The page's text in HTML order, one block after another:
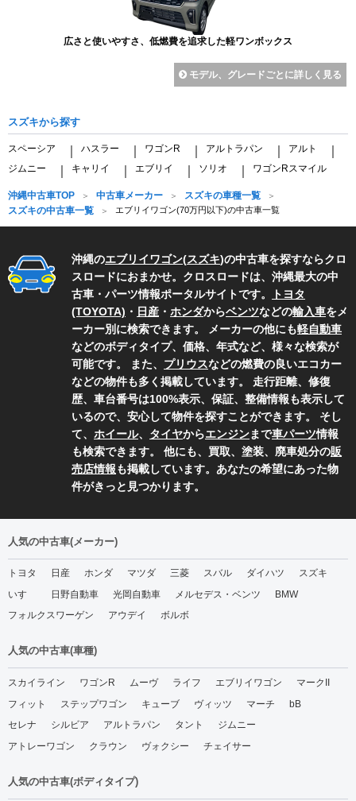
広さと使いやすさ、低燃費を追求した軽ワンボックス
モデル、グレードごとに詳しく見る
スズキから探す
スペーシア ハスラー ワゴンR アルトラパン アルト
ジムニー キャリイ エブリイ ソリオ ワゴンRスマイル
沖縄中古車TOP 中古車メーカー
スズキの車種一覧
スズキの中古車一覧
エブリイワゴン(70万円以下)の中古車一覧
沖縄のエブリイワゴン(スズキ)の中古車を探すならクロ
スロードにおまかせ。クロスロードは、沖縄最大の中
古車・パーツ情報ポータルサイトです。
トヨタ
(TOYOTA) ・ 日産 ・ ホンダからベンツなどの輸入車をメ
ーカー別に検索できます。 メーカーの他にも軽自動車
などのボディタイプ、価格、年式など、様々な検索が
可能です。 また、 プリウスなどの燃費の良いエコカー
などの物件も多く掲載しています。 走行距離、修復
歴、車台番号は100%表示、保証、整備情報も表示して
いるので、安心して物件を探すことができます。 そし
て、 ホイール、 タイヤからエンジンまで車パーツ情報
も検索できます。 他にも、買取、塗装、廃車処分の販
売店情報も掲載しています。あなたの希望にあった物
件がきっと見つかります。
人気の中古車(メーカー)
トヨタ 日産 ホンダ マツダ 三菱 スバル ダイハツ
スズキ
いすゞ
日野自動車 光岡自動車 メルセデス・ベンツ
BMW
フォルクスワーゲン
アウデイ ボルボ
人気の中古車(車種)
スカイライン ワゴンR ムーヴ ライフ エブリイワゴン
マークII
フィット
ステップワゴン キューブ ヴィッツ マーチ
bB
セレナ
シルビア アルトラパン タント
ジムニー
アトレーワゴン
クラウン ヴォクシー チェイサー
人気の中古車(ボディタイプ)